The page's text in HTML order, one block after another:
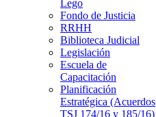
Lego
Fondo de Justicia
RRHH
Biblioteca Judicial
Legislación
Escuela de
Capacitación
Planificación
Estratégica (Acuerdos
TSJ 174/16 y 185/16)